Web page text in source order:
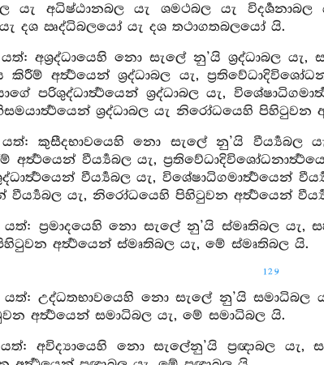
යැ අධිෂ්ඨානබල යැ ශමථබල යැ
යැ දශ ඍද්ධිබලයෝ යැ දශ තථාගතබලයෝ යි.
යත්: අශ්‍රද්ධායෙහි නො සැලේ නු’යි ශ්‍රද්ධාබල යැ,
අර්‍ත්‍ථයෙන් ශ්‍රද්ධාබල යැ,
පරිශුද්ධාර්‍ත්‍ථයෙන් ශ්‍රද්ධාබල යැ,
ශ්‍රද්ධාබල යැ නිරෝධයෙහි පිහිටුවන
කුසීදභාවයෙහි නො සැලේ නු’යි වීර්‍ය්‍යබල
වීර්‍ය්‍යබල යැ,
වීර්‍ය්‍යබල යැ, විශේෂාධිගමාර්‍ත්‍ථයෙන්
වීර්‍ය්‍යබල යැ, නිරෝධයෙහි පිහිටුවන අර්‍ත්‍ථයෙන්
ප්‍රමාදයෙහි නො සැලේ නු’යි ස්මෘතිබල යැ,
අර්‍ත්‍ථයෙන් ස්මෘතිබල යැ, මේ ස්මෘතිබල යි.
129
උද්ධතභාවයෙහි නො සැලේ නු’යි සමාධිබල
අර්‍ත්‍ථයෙන් සමාධිබල යැ, මේ සමාධිබල යි.
අවිද්‍යායෙහි නො සැලේනු’යි ප්‍රඥාබල යැ,